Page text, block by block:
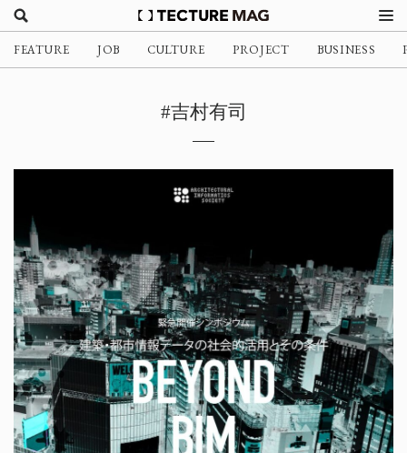
FEATURE JOB CULTURE PROJECT BUSINESS
#吉村有司